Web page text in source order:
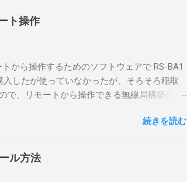
ト操作
から操作するためのソフトウェアで RS-BA1
したが使っていなかったが、そろそろ稲取
で、リモートから操作できる無線局構築のた
なに簡単につながらなかった。ということ
、私なりの解説を書いてみる。 基本的な構成
ものが必要である ICOMの無線機。 今回は私
側(サーバ側) のWindows PC。 今回はちょ
続きを読む
ル方法